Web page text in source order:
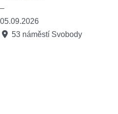
–
05.09.2026
53 náměstí Svobody